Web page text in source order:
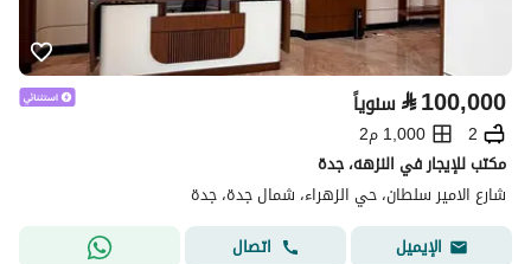
⃁100,000 سنوياً
2
1,000 م2
مكتب للإيجار في النزهه، جدة
شارع الامير سلطان، حي الزهراء، شمال جدة، جدة
الإيميل
اتصال